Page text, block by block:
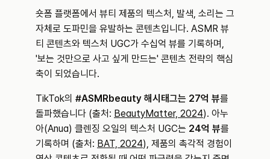
숏폼 플랫폼에서 뷰티 제품의 텍스처, 발색, 소리는 그
자체로 도파민을 유발하는 콘텐츠입니다. ASMR 뷰
티 콘텐츠와 텍스처 UGC가 수십억 뷰를 기록하며,
'보는 것만으로 사고 싶게 만드는' 콘텐츠 전략의 핵심
축이 되었습니다.
TikTok의 #ASMRbeauty 해시태그는 27억 뷰를
돌파했습니다 (출처: BeautyMatter, 2024). 아누
아(Anua) 클렌징 오일의 텍스처 UGC는 24억 뷰를
기록하며 (출처: BAT, 2024), 제품의 촉각적 경험이